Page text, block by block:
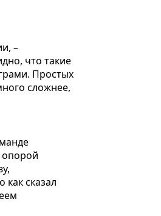
–
что такие
Простых
сложнее,
опорой
сказал